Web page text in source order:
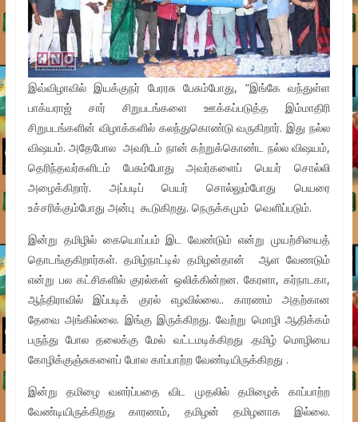
இவ்விழாவில் இயக்குநர் பேரரசு பேசும்போது, “இங்கே வந்துள்ள
பாக்யராஜ் சார் சிறுபடங்களை ஊக்கப்படுத்த இம்மாதிரி
சிறுபடங்களின் விழாக்களில் கலந்துகொண்டு வருகிறார். இது நல்ல
விஷயம். அதேபோல அவரிடம் நான் கற்றுக்கொண்ட நல்ல விஷயம்,
தெரிந்தவர்களிடம் பேசும்போது அவர்களைப் பெயர் சொல்லி
அழைக்கிறார். அப்படிப் பெயர் சொல்லும்போது பெயரை
உச்சரிக்கும்போது அன்பு கூடுகிறது. நெருக்கமும் வெளிப்படும்.
இன்று தமிழில் கையொப்பம் இட வேண்டும் என்று முயற்சியைத்
தொடங்குகிறார்கள். தமிழ்நாட்டில் தமிழன்தான் ஆள வேணடும்
என்று பல கட்சிகளில் குரல்கள் ஒலிக்கின்றன. கேரளா, கர்நாடகா,
ஆந்திராவில் இப்படிக் குரல் எழவில்லை.. காரணம் அதற்கான
தேவை அங்கில்லை. இங்கு இருக்கிறது. வேற்று மொழி ஆதிக்கம்
பருந்து போல தலைக்கு மேல் வட்டமடிக்கிறது .தமிழ் மொழியை
கோழிக்குஞ்சுகளைப் போல காப்பாற்ற வேண்டியிருக்கிறது .
இன்று தமிழை வளர்ப்பதை விட முதலில் தமிழைக் காப்பாற்ற
வேண்டியிருக்கிறது காரணம், தமிழன் தமிழனாக இல்லை.